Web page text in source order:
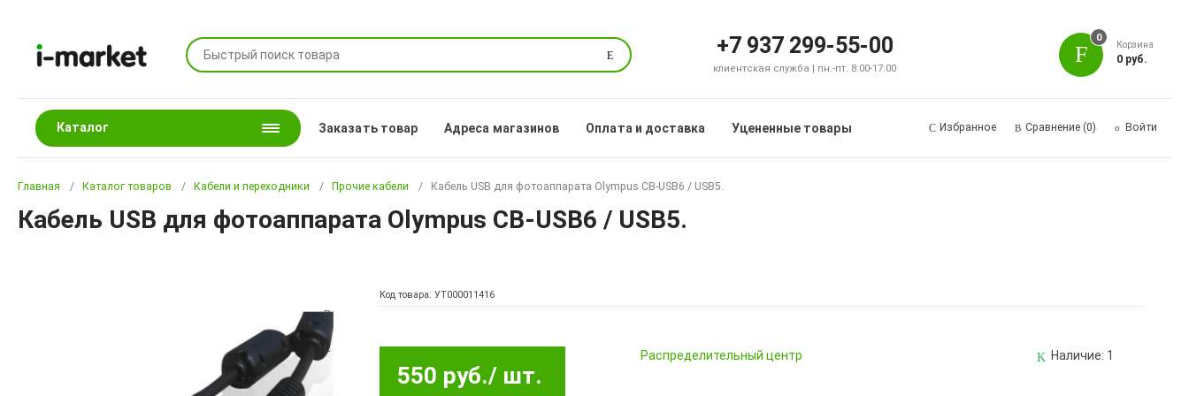
Поиск +7 937 299-55-00
клиентская служба | пн.-пт. 8:00-17:00
0
Корзина
0 руб.
Каталог Заказать товар Адреса магазинов Оплата и доставка Уцененные товары Избранное Сравнение (0) Войти
Главная Каталог товаров Кабели и переходники Прочие кабели Кабель USB для фотоаппарата Olympus CB-USB6 / USB5.
Кабель USB для фотоаппарата Olympus CB-USB6 / USB5.
Код товара: УТ000011416
550 руб./ шт.
Pаспределительный центр Наличие: 1